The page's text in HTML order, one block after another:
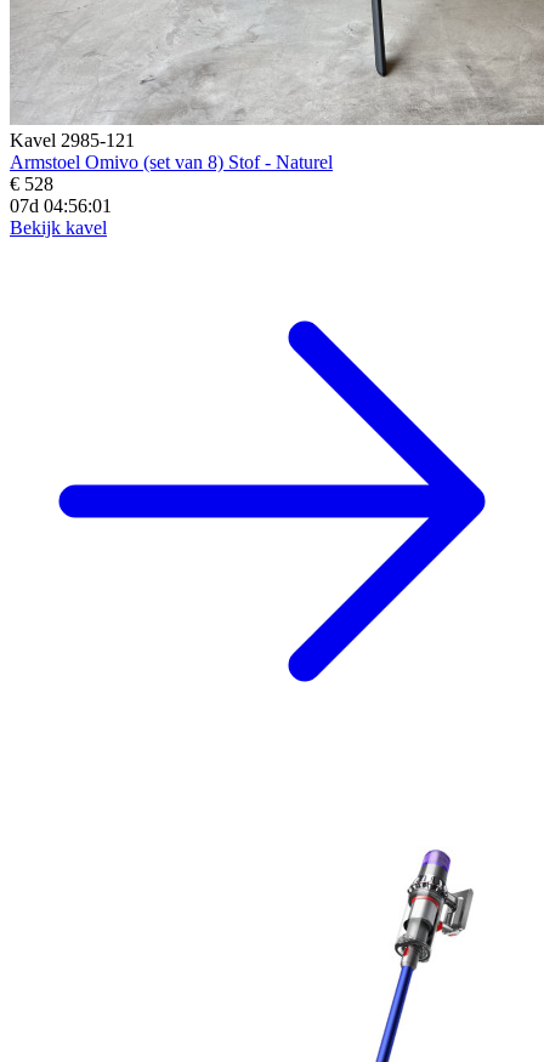
Kavel 2985-121
Armstoel Omivo (set van 8) Stof - Naturel
€ 528
07d 04:55:59
Bekijk kavel